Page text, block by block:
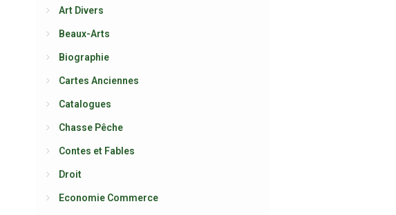
Art Divers
Beaux-Arts
Biographie
Cartes Anciennes
Catalogues
Chasse Pêche
Contes et Fables
Droit
Economie Commerce